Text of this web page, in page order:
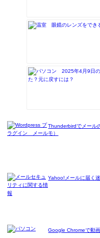
眼鏡のレンズをでき
2025年4月9日
た？元に戻すには？
Thunderbirdでメール
モ）
Yahoo!メールに届く
Google Chromeで動